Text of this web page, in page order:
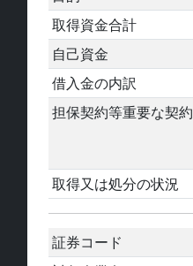
取得資金合計
自己資金
借入金の内訳
担保契約等重要な契約
取得又は処分の状況
証券コード